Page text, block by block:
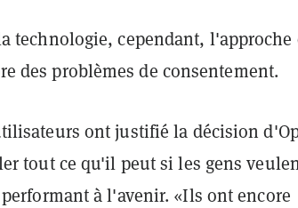
technologie, cependant, l'approche
des problèmes de consentement.
ont justifié la décision
tout ce qu'il peut si les gens
à l'avenir. «Ils ont encore